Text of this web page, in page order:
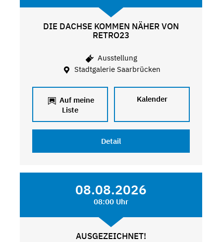
DIE DACHSE KOMMEN NÄHER VON
RETRO23
Ausstellung
Stadtgalerie Saarbrücken
Auf meine
Liste
Kalender
Detail
08.08.2026
08:00 Uhr
AUSGEZEICHNET!